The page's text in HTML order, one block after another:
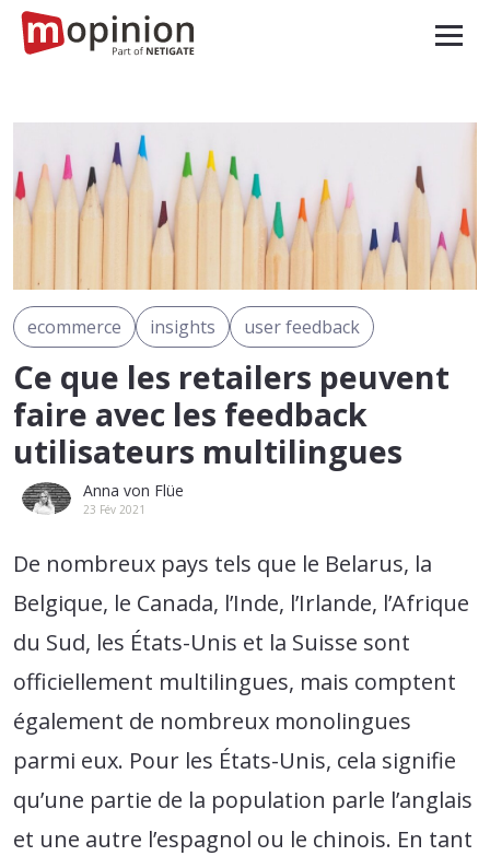
ecommerce insights user feedback
Ce que les retailers peuvent
faire avec les feedback
utilisateurs multilingues
Anna von Flüe
23 Fév 2021
De nombreux pays tels que le Belarus, la
Belgique, le Canada, l’Inde, l’Irlande, l’Afrique
du Sud, les États-Unis et la Suisse sont
officiellement multilingues, mais comptent
également de nombreux monolingues
parmi eux. Pour les États-Unis, cela signifie
qu’une partie de la population parle l’anglais
et une autre l’espagnol ou le chinois. En tant